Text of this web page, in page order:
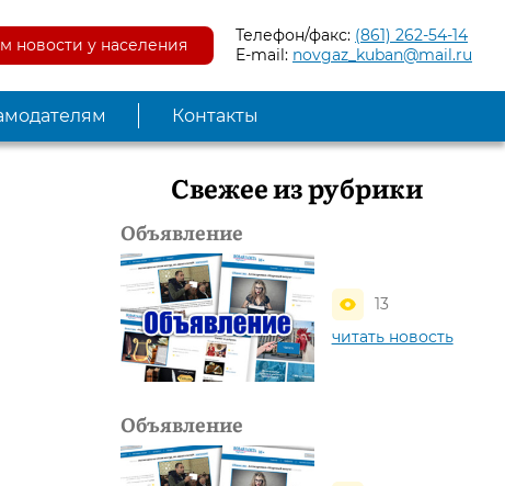
новости у населения Телефон/факс: (861) 262-54-14
E-mail: novgaz_kuban@mail.ru
Контакты
Свежее из рубрики
Объявление
13
читать новость
Объявление